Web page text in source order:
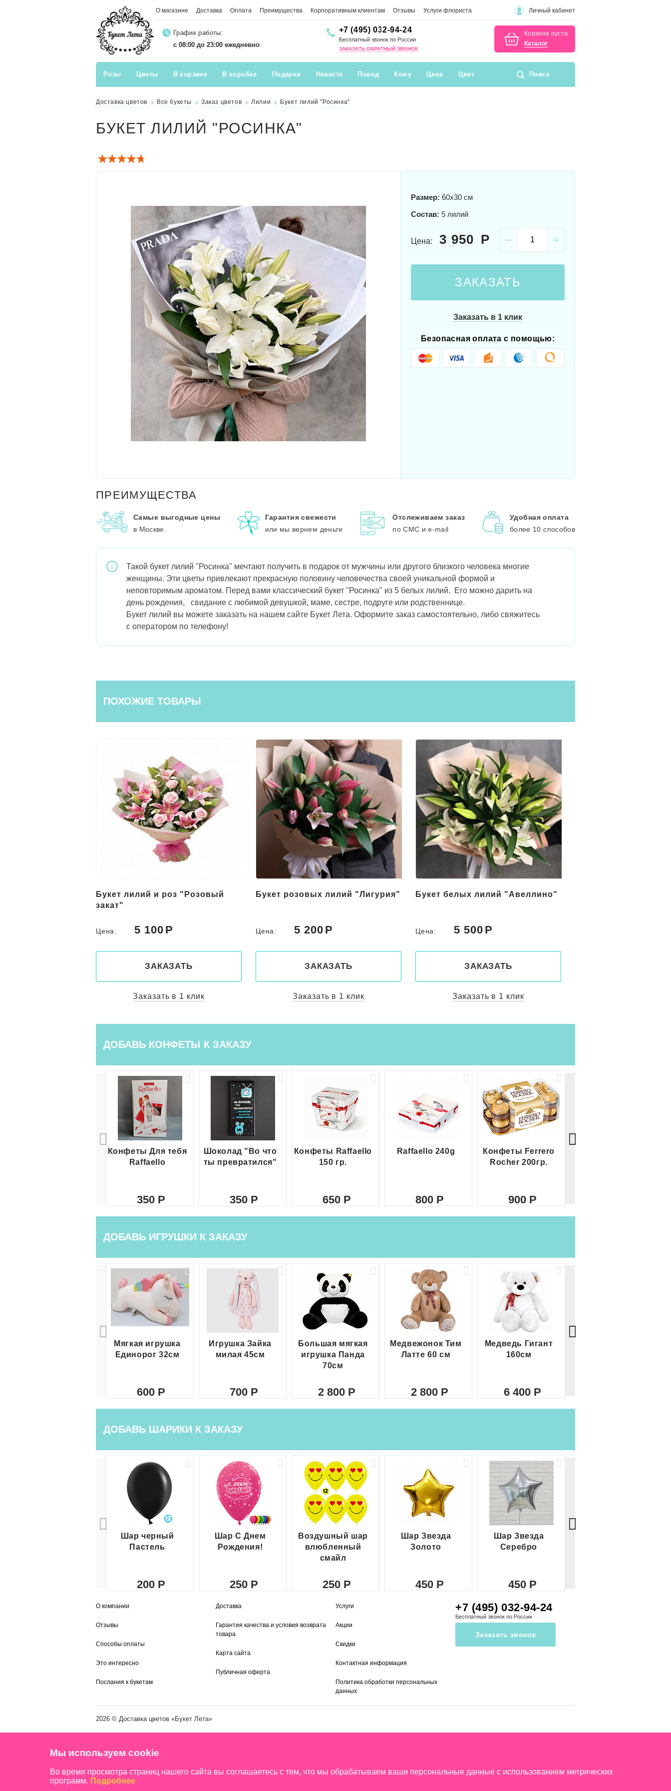
О магазине Доставка Оплата Преимущества Корпоративным клиентам Отзывы Услуги флориста Личный кабинет
График работы:
с 08:00 до 23:00 ежедневно
+7 (495) 032-94-24
Бесплатный звонок по России
ЗАКАЗАТЬ ОБРАТНЫЙ ЗВОНОК
Корзина пуста
Каталог
Розы Цветы В корзине В коробке Подарки Невеста Повод Кому Цена Цвет Поиск
Доставка цветов Все букеты Заказ цветов Лилии Букет лилий "Росинка"
БУКЕТ ЛИЛИЙ "РОСИНКА"
Размер: 60x30 см
Состав: 5 лилий
Цена: 3 950
ЗАКАЗАТЬ
Заказать в 1 клик
Безопасная оплата с помощью:
ПРЕИМУЩЕСТВА
Самые выгодные цены
в Москве.
Гарантия свежести
или мы вернем деньги
Отслеживаем заказ
по СМС и e-mail
Удобная оплата
более 10 способов
Такой букет лилий "Росинка" мечтают получить в подарок от мужчины или другого близкого человека многие
женщины. Эти цветы привлекают прекрасную половину человечества своей уникальной формой и
неповторимым ароматом. Перед вами классический букет "Росинка" из 5 белых лилий. Его можно дарить на
день рождения, свидание с любимой девушкой, маме, сестре, подруге или родственнице.
Букет лилий вы можете заказать на нашем сайте Букет Лета. Оформите заказ самостоятельно, либо свяжитесь
с оператором по телефону!
ПОХОЖИЕ ТОВАРЫ
Букет лилий и роз "Розовый
закат"
Цена: 5 100
ЗАКАЗАТЬ
Заказать в 1 клик
Букет розовых лилий "Лигурия"
Цена: 5 200
ЗАКАЗАТЬ
Заказать в 1 клик
Букет белых лилий "Авеллино"
Цена: 5 500
ЗАКАЗАТЬ
Заказать в 1 клик
ДОБАВЬ КОНФЕТЫ К ЗАКАЗУ
Конфеты Для тебя
Raffaello
350
Шоколад "Во что
ты превратился"
350
Конфеты Raffaello
150 гр.
650
Raffaello 240g
800
Конфеты Ferrero
Rocher 200гр.
900
ДОБАВЬ ИГРУШКИ К ЗАКАЗУ
Мягкая игрушка
Единорог 32см
600
Игрушка Зайка
милая 45см
700
Большая мягкая
игрушка Панда
70см
2 800
Медвежонок Тим
Латте 60 см
2 800
Медведь Гигант
160см
6 400
ДОБАВЬ ШАРИКИ К ЗАКАЗУ
Шар черный
Пастель
200
Шар С Днем
Рождения!
250
Воздушный шар
влюбленный
смайл
250
Шар Звезда
Золото
450
Шар Звезда
Серебро
450
О компании
Отзывы
Способы оплаты
Это интересно
Послания к букетам
Доставка
Гарантия качества и условия возврата
товара
Карта сайта
Публичная оферта
Услуги
Акции
Скидки
Контактная информация
Политика обработки персональных
данных
+7 (495) 032-94-24
Бесплатный звонок по России
Заказать звонок
2026 © Доставка цветов «Букет Лета»
Мы используем cookie
Во время просмотра страниц нашего сайта вы соглашаетесь с тем, что мы обрабатываем ваши персональные данные с использованием метрических
программ. Подробнее